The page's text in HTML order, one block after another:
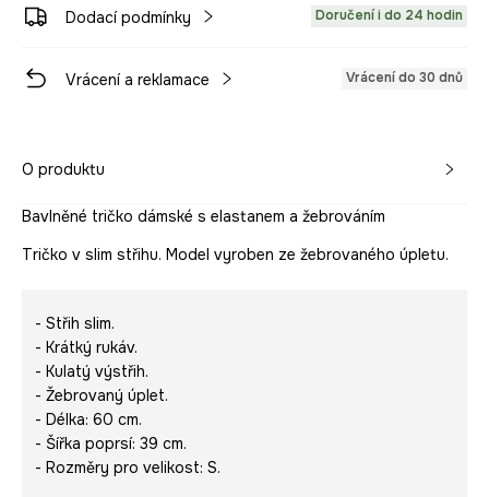
Dodací podmínky Doručení i do 24 hodin
Vrácení a reklamace Vrácení do 30 dnů
O produktu
Bavlněné tričko dámské s elastanem a žebrováním
Tričko v slim střihu. Model vyroben ze žebrovaného úpletu.
- Střih slim.
- Krátký rukáv.
- Kulatý výstřih.
- Žebrovaný úplet.
- Délka: 60 cm.
- Šířka poprsí: 39 cm.
- Rozměry pro velikost: S.